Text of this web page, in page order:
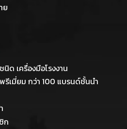
ย
ด เครื่องมือโรงงาน
เมี่ยม กว่า 100 แบรนด์ชั้นนำ
ก